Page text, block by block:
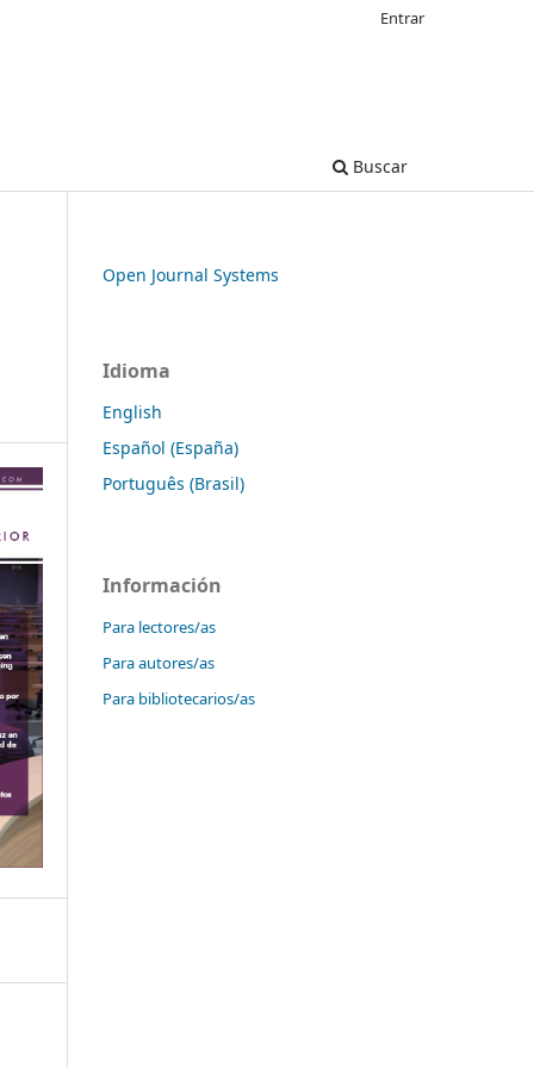
Buscar
Entrar
Open Journal Systems
Idioma
English
Español (España)
Português (Brasil)
Información
Para lectores/as
Para autores/as
Para bibliotecarios/as